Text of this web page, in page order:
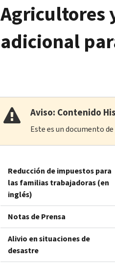
Agricultores
adicional
Aviso: Contenido
Este es un documento
Reducción de impuestos para
las familias trabajadoras (en
inglés)
Notas de Prensa
Alivio en situaciones de
desastre